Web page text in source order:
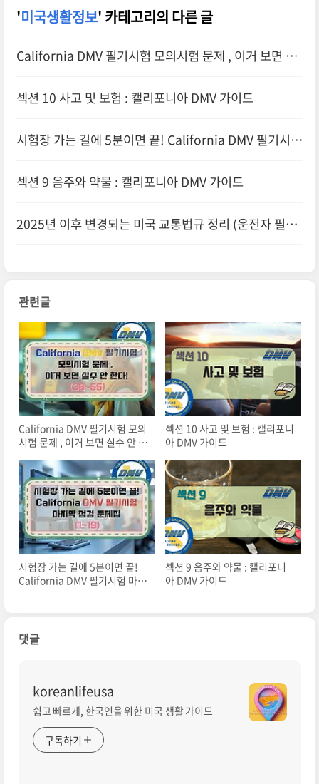
'미국생활정보' 카테고리의 다른 글
California DMV 필기시험 모의시험 문제 , 이거 보면 실
섹션 10 사고 및 보험 : 캘리포니아 DMV 가이드
시험장 가는 길에 5분이면 끝! California DMV 필기시험
섹션 9 음주와 약물 : 캘리포니아 DMV 가이드
2025년 이후 변경되는 미국 교통법규 정리 (운전자 필수
관련글
California DMV 필기시험 모의
시험 문제 , 이거 보면 실수 안 한
섹션 10 사고 및 보험 : 캘리포니
아 DMV 가이드
시험장 가는 길에 5분이면 끝!
California DMV 필기시험 마지
섹션 9 음주와 약물 : 캘리포니
아 DMV 가이드
댓글
koreanlifeusa
쉽고 빠르게, 한국인을 위한 미국 생활 가이드
구독하기